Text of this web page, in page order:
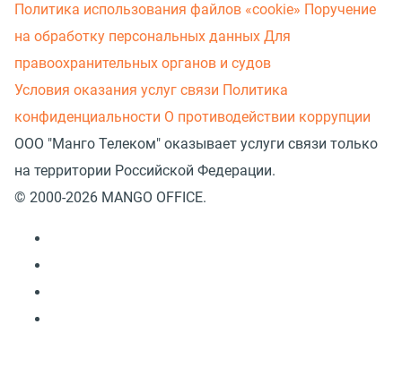
Политика использования файлов «cookie» Поручение
на обработку персональных данных Для
правоохранительных органов и судов
Условия оказания услуг связи Политика
конфиденциальности О противодействии коррупции
ООО "Манго Телеком" оказывает услуги связи только
на территории Российской Федерации.
© 2000-2026 MANGO OFFICE.